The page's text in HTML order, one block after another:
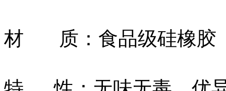
材 质：食品级硅橡胶